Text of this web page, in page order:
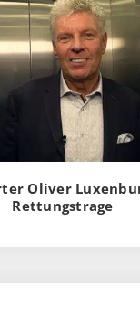
Oliver
Rettungstrage